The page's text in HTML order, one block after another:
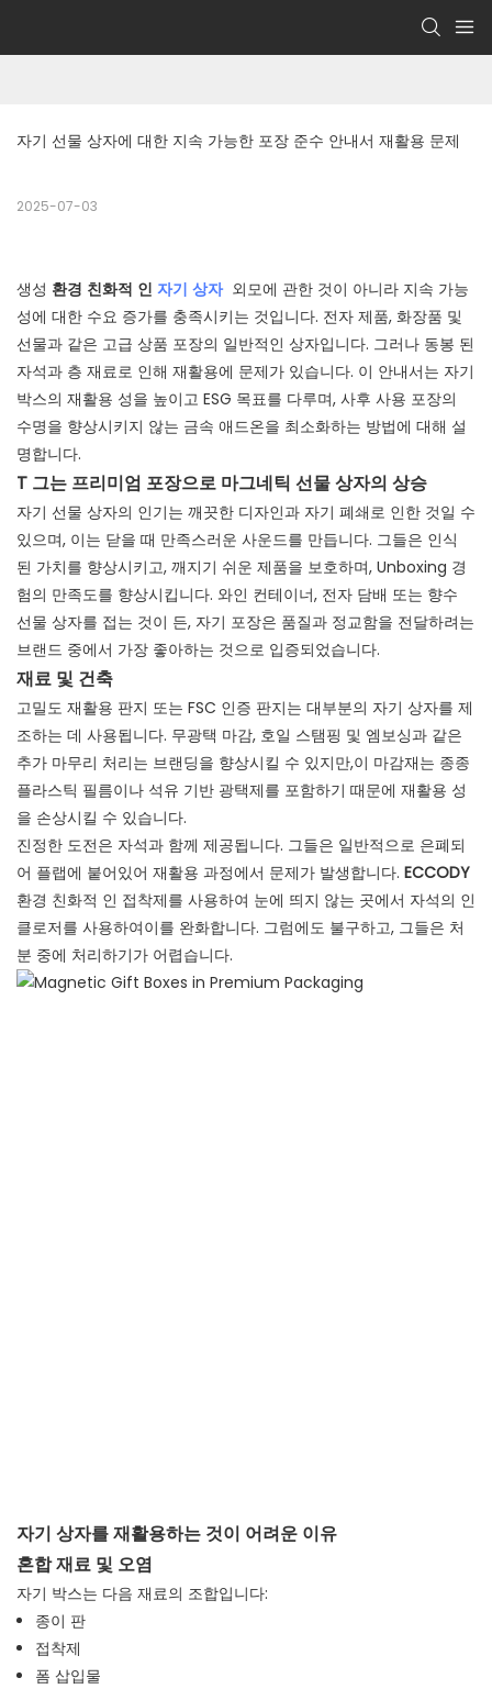
자기 선물 상자에 대한 지속 가능한 포장 준수 안내서 재활용 문제
2025-07-03
생성 환경 친화적 인 자기 상자 외모에 관한 것이 아니라 지속 가능
성에 대한 수요 증가를 충족시키는 것입니다. 전자 제품, 화장품 및
선물과 같은 고급 상품 포장의 일반적인 상자입니다. 그러나 동봉 된
자석과 층 재료로 인해 재활용에 문제가 있습니다. 이 안내서는 자기
박스의 재활용 성을 높이고 ESG 목표를 다루며, 사후 사용 포장의
수명을 향상시키지 않는 금속 애드온을 최소화하는 방법에 대해 설
명합니다.
T 그는 프리미엄 포장으로 마그네틱 선물 상자의 상승
자기 선물 상자의 인기는 깨끗한 디자인과 자기 폐쇄로 인한 것일 수
있으며, 이는 닫을 때 만족스러운 사운드를 만듭니다. 그들은 인식
된 가치를 향상시키고, 깨지기 쉬운 제품을 보호하며, Unboxing 경
험의 만족도를 향상시킵니다. 와인 컨테이너, 전자 담배 또는 향수
선물 상자를 접는 것이 든, 자기 포장은 품질과 정교함을 전달하려는
브랜드 중에서 가장 좋아하는 것으로 입증되었습니다.
재료 및 건축
고밀도 재활용 판지 또는 FSC 인증 판지는 대부분의 자기 상자를 제
조하는 데 사용됩니다. 무광택 마감, 호일 스탬핑 및 엠보싱과 같은
추가 마무리 처리는 브랜딩을 향상시킬 수 있지만,이 마감재는 종종
플라스틱 필름이나 석유 기반 광택제를 포함하기 때문에 재활용 성
을 손상시킬 수 있습니다.
진정한 도전은 자석과 함께 제공됩니다. 그들은 일반적으로 은폐되
어 플랩에 붙어있어 재활용 과정에서 문제가 발생합니다. ECCODY
환경 친화적 인 접착제를 사용하여 눈에 띄지 않는 곳에서 자석의 인
클로저를 사용하여이를 완화합니다. 그럼에도 불구하고, 그들은 처
분 중에 처리하기가 어렵습니다.
자기 상자를 재활용하는 것이 어려운 이유
혼합 재료 및 오염
자기 박스는 다음 재료의 조합입니다:
종이 판
접착제
폼 삽입물